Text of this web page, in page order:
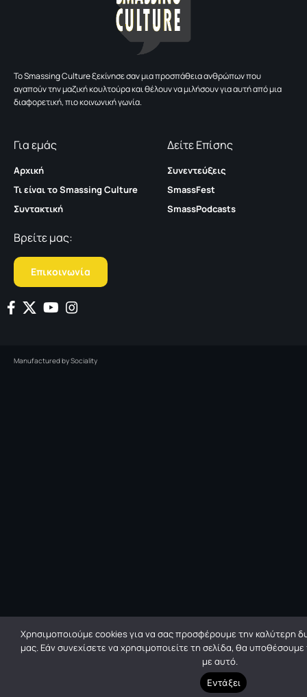
To Smassing Culture ξεκίνησε σαν μια προσπάθεια ανθρώπων που
αγαπούν την μαζική κουλτούρα και θέλουν να μιλήσουν για αυτή από μια
διαφορετική, πιο κοινωνική γωνία.
Για εμάς
Αρχική
Τι είναι το Smassing Culture
Συντακτική
Δείτε Επίσης
Συνεντεύξεις
SmassFest
SmassPodcasts
Βρείτε μας:
Επικοινωνία
Manufactured bySociality
Χρησιμοποιούμε cookies για να σας προσφέρουμε την καλύτερη
μας. Εάν συνεχίσετε να χρησιμοποιείτε τη σελίδα, θα
με αυτό.
Εντάξει